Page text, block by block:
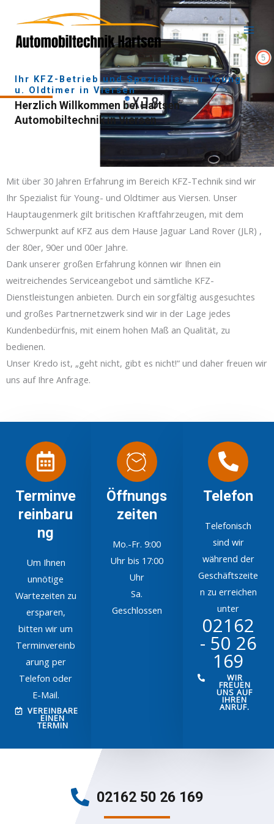
Inhalt
springen
Ihr KFZ-Betrieb und Speziallist für Young-
u. Oldtimer in Viersen
Herzlich Willkommen bei Hartsen
Automobiltechnik in Viersen
Mit über 30 Jahren Erfahrung im Bereich KFZ-Technik sind wir
Ihr Spezialist für Young- und Oldtimer aus Viersen. Unser
Hauptaugenmerk gilt britischen Kraftfahrzeugen, mit dem
Schwerpunkt auf KFZ aus dem Hause Jaguar Land Rover (JLR) ,
der 80er, 90er und 00er Jahre.
Dank unserer großen Erfahrung können wir Ihnen ein
weitreichendes Serviceangebot und sämtliche KFZ-
Dienstleistungen anbieten. Durch ein sorgfältig ausgesuchtes
und großes Partnernetzwerk sind wir in der Lage jedes
Kundenbedürfnis, mit einem hohen Maß an Qualität, zu
bedienen.
Unser Kredo ist, „geht nicht, gibt es nicht!“ und daher freuen wir
uns auf Ihre Anfrage.
Terminve
reinbaru
ng
Um Ihnen
unnötige
Wartezeiten zu
ersparen,
bitten wir um
Terminvereinb
arung per
Telefon oder
E-Mail.
VEREINBARE
EINEN
TERMIN
Öffnungs
zeiten
Mo.-Fr. 9:00
Uhr bis 17:00
Uhr
Sa.
Geschlossen
Telefon
Telefonisch
sind wir
während der
Geschäftszeite
n zu erreichen
unter
02162
- 50 26
169
WIR
FREUEN
UNS AUF
IHREN
ANRUF.
02162 50 26 169